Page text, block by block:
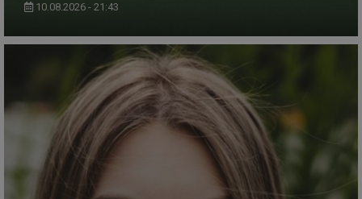
10.08.2026 - 21:43